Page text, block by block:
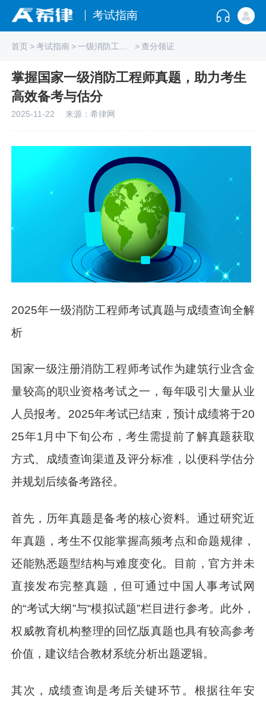
考试指南
首页>考试指南> > 查分领证
掌握国家一级消防工程师真题，助力考生
高效备考与估分
2025-11-22 来源：希律网
2025年一级消防工程师考试真题与成绩查询全解
析
国家一级注册消防工程师考试作为建筑行业含金
量较高的职业资格考试之一，每年吸引大量从业
人员报考。2025年考试已结束，预计成绩将于20
25年1月中下旬公布，考生需提前了解真题获取
方式、成绩查询渠道及评分标准，以便科学估分
并规划后续备考路径。
首先，历年真题是备考的核心资料。通过研究近
年真题，考生不仅能掌握高频考点和命题规律，
还能熟悉题型结构与难度变化。目前，官方并未
直接发布完整真题，但可通过中国人事考试网
的“考试大纲”与“模拟试题”栏目进行参考。此外，
权威教育机构整理的回忆版真题也具有较高参考
价值，建议结合教材系统分析出题逻辑。
其次，成绩查询是考后关键环节。根据往年安